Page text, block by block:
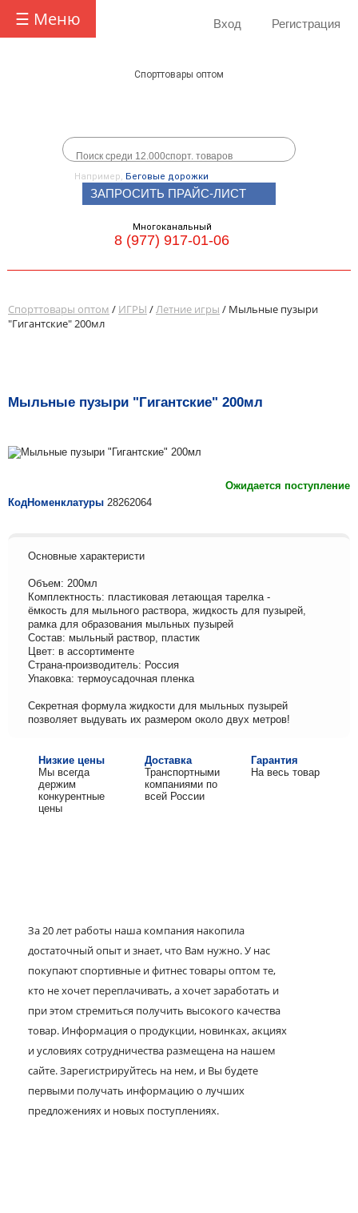
☰ Меню Вход Регистрация
Спорттовары оптом
Например, Беговые дорожки
ЗАПРОСИТЬ ПРАЙС-ЛИСТ
Многоканальный
8 (977) 917-01-06
Спорттовары оптом / ИГРЫ /Летние игры / Мыльные пузыри
"Гигантские" 200мл
Мыльные пузыри "Гигантские" 200мл
Ожидается поступление
КодНоменклатуры 28262064
Основные характеристи
Объем: 200мл
Комплектность: пластиковая летающая тарелка -
ёмкость для мыльного раствора, жидкость для пузырей,
рамка для образования мыльных пузырей
Состав: мыльный раствор, пластик
Цвет: в ассортименте
Страна-производитель: Россия
Упаковка: термоусадочная пленка
Секретная формула жидкости для мыльных пузырей
позволяет выдувать их размером около двух метров!
Низкие цены
Мы всегда
держим
конкурентные
цены
Доставка
Транспортными
компаниями по
всей России
Гарантия
На весь товар
За 20 лет работы наша компания накопила
достаточный опыт и знает, что Вам нужно. У нас
покупают спортивные и фитнес товары оптом те,
кто не хочет переплачивать, а хочет заработать и
при этом стремиться получить высокого качества
товар. Информация о продукции, новинках, акциях
и условиях сотрудничества размещена на нашем
сайте. Зарегистрируйтесь на нем, и Вы будете
первыми получать информацию о лучших
предложениях и новых поступлениях.